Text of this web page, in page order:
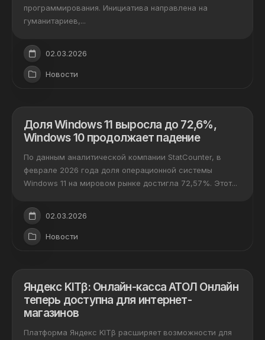
программирования. Инициатива направлена на
гуманитариев,...
02.03.2026
Новости
Доля Windows 11 выросла до 72,6%,
Windows 10 продолжает падение
По данным аналитической компании StatCounter, в
феврале 2026 года доля операционной системы
Windows 11 на мировом рынке достигла 72,57%. Этот...
02.03.2026
Новости
Яндекс KITβ: Онлайн-касса АТОЛ Онлайн
теперь доступна для интернет-
магазинов
Платформа Яндекс KITβ расширяет возможности для